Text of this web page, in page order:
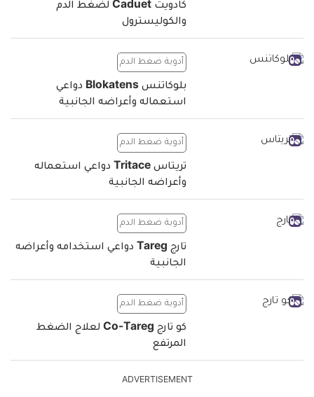
كادويت Caduet لضغط الدم
والكوليسترول
أدوية ضغط الدم
بلوكاتنس Blokatens دواعي
استعماله وأعراضه الجانبية
أدوية ضغط الدم
تريتاس Tritace دواعي استعماله
وأعراضه الجانبية
أدوية ضغط الدم
تارج Tareg دواعي استخدامه وأعراضه
الجانبية
أدوية ضغط الدم
كو تارج Co-Tareg لعلاج الضغط
المرتفع
ADVERTISEMENT